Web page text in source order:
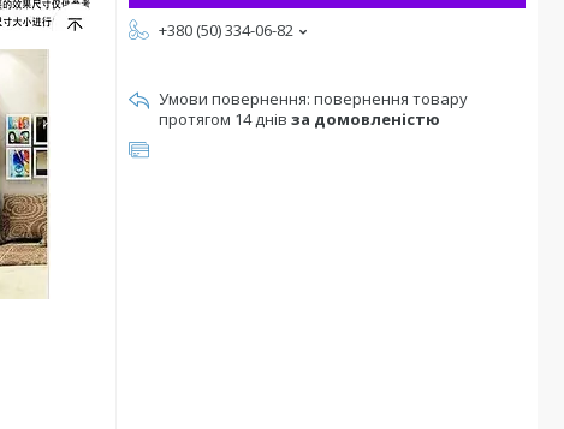
+380 (50) 334-06-82
повернення товару
протягом 14 днів за домовленістю